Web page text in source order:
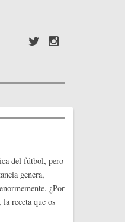
del fútbol, pero
genera,
¿Por
receta que os